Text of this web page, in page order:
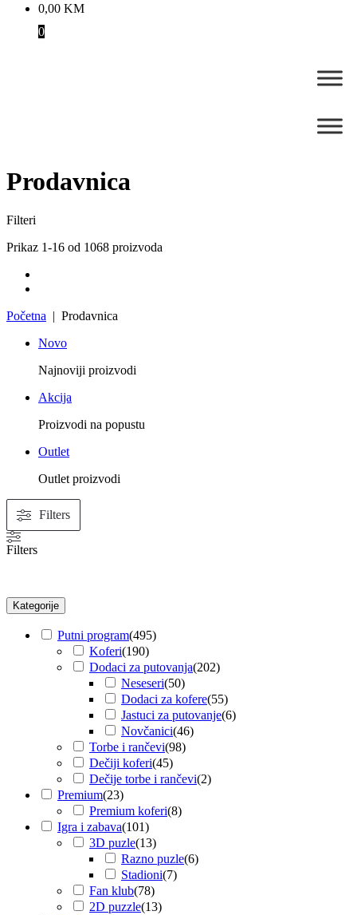
0,00 KM
0
Prodavnica
Filteri
Prikaz 1-16 od 1068 proizvoda
Početna | Prodavnica
Novo
Najnoviji proizvodi
Akcija
Proizvodi na popustu
Outlet
Outlet proizvodi
Filters
Filters
Kategorije
Putni program(495)
Koferi(190)
Dodaci za putovanja(202)
Neseseri(50)
Dodaci za kofere(55)
Jastuci za putovanje(6)
Novčanici(46)
Torbe i rančevi(98)
Dečiji koferi(45)
Dečije torbe i rančevi(2)
Premium(23)
Premium koferi(8)
Igra i zabava(101)
3D puzle(13)
Razno puzle(6)
Stadioni(7)
Fan klub(78)
2D puzzle(13)